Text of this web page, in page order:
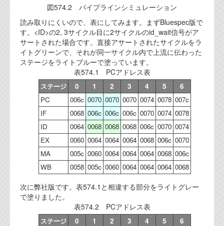
図574.2 パイプラインシミュレーション
読み取りにくいので、表にしてみます。まずBluespec版で
す。<ID>の2, 3サイクル目に2サイクルのid_wait信号がア
サートされた場合です。直接アサートされたサイクルをラ
イトグリーンで、それが同一サイクル内で上流に伝わった
ステージをライトブルーで塗っています。
表574.1 PCアドレス表
ステージ 0 1 2 3 4 5
6
PC
006c 0070 0070 0070 0074 0078 007c
IF
0068 006c 006c 006c 0070 0074 0078
ID
0064 0068 0068 0068 006c 0070 0074
EX
0060 0064 0064 0064 0068 006c 0070
MA
005c 0060 0064 0064 0064 0068 006c
WB
0058 005c 0060 0064 0064 0064 0068
次に弊社版です。表574.1と相違する部分をライトグレー
で塗りました。
表574.2 PCアドレス表
ステージ 0 1 2 3 4 5
6